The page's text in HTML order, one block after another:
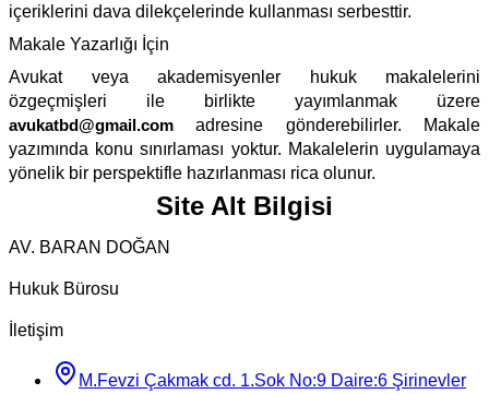
içeriklerini dava dilekçelerinde kullanması serbesttir.
Makale Yazarlığı İçin
Avukat veya akademisyenler hukuk makalelerini
özgeçmişleri ile birlikte yayımlanmak üzere
avukatbd@gmail.com adresine gönderebilirler. Makale
yazımında konu sınırlaması yoktur. Makalelerin uygulamaya
yönelik bir perspektifle hazırlanması rica olunur.
Site Alt Bilgisi
AV. BARAN DOĞAN
Hukuk Bürosu
İletişim
M.Fevzi Çakmak cd. 1.Sok No:9 Daire:6 Şirinevler